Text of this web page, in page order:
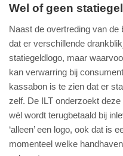
Wel of geen
Naast de overtreding van
dat er verschillende
statiegeldlogo, maar
kan verwarring bij
kassabon is te zien dat er
zelf. De ILT onderzoekt
wél wordt terugbetaald bij
‘alleen’ een logo, ook dat is
momenteel welke